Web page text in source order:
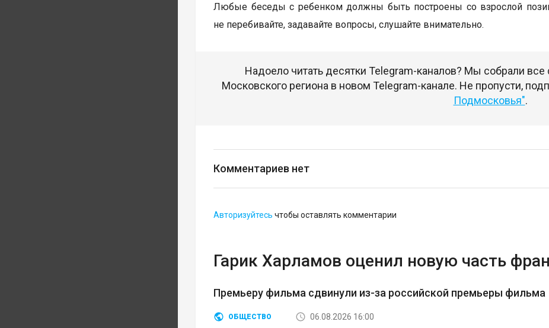
Любые беседы с ребенком должны быть построены со взрослой
не перебивайте, задавайте вопросы, слушайте внимательно.
Надоело читать десятки Telegram-каналов? Мы собрали
Московского региона в новом Telegram-канале. Не пропусти,
Подмосковья".
Комментариев нет
Авторизуйтесь чтобы оставлять комментарии
Гарик Харламов оценил новую часть
Премьеру фильма сдвинули из-за российской премьеры фильма
ОБЩЕСТВО 06.08.2026 16:00